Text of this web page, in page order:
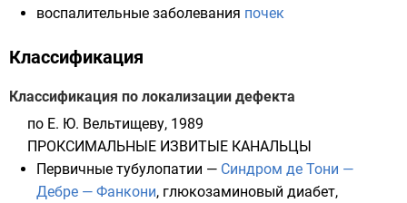
воспалительные заболевания почек
Классификация
Классификация по локализации дефекта
по Е. Ю. Вельтищеву, 1989
ПРОКСИМАЛЬНЫЕ ИЗВИТЫЕ КАНАЛЬЦЫ
Первичные тубулопатии — Синдром де Тони —
Дебре — Фанкони, глюкозаминовый диабет,